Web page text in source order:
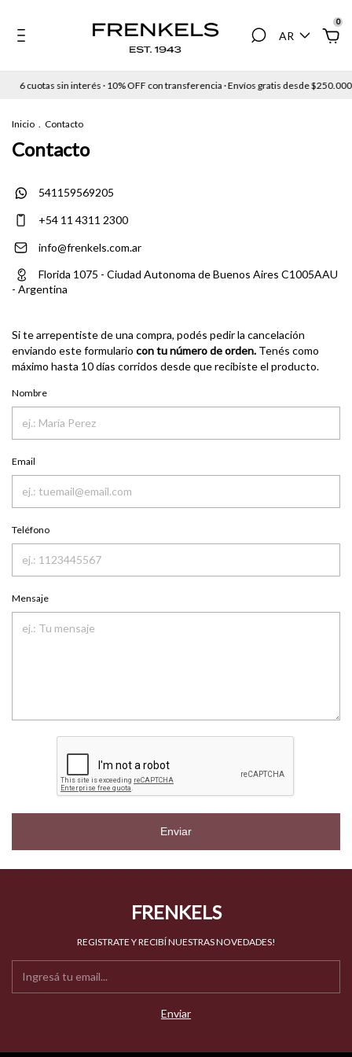
AR
0
6 cuotas sin interés · 10% OFF con transferencia · Envíos gratis desde $250.000
Inicio . Contacto
Contacto
541159569205
+54 11 4311 2300
info@frenkels.com.ar
Florida 1075 - Ciudad Autonoma de Buenos Aires C1005AAU
- Argentina
Si te arrepentiste de una compra, podés pedir la cancelación
enviando este formulario con tu número de orden. Tenés como
máximo hasta 10 días corridos desde que recibiste el producto.
Nombre
Email
Teléfono
Mensaje
Enviar
FRENKELS
REGISTRATE Y RECIBÍ NUESTRAS NOVEDADES!